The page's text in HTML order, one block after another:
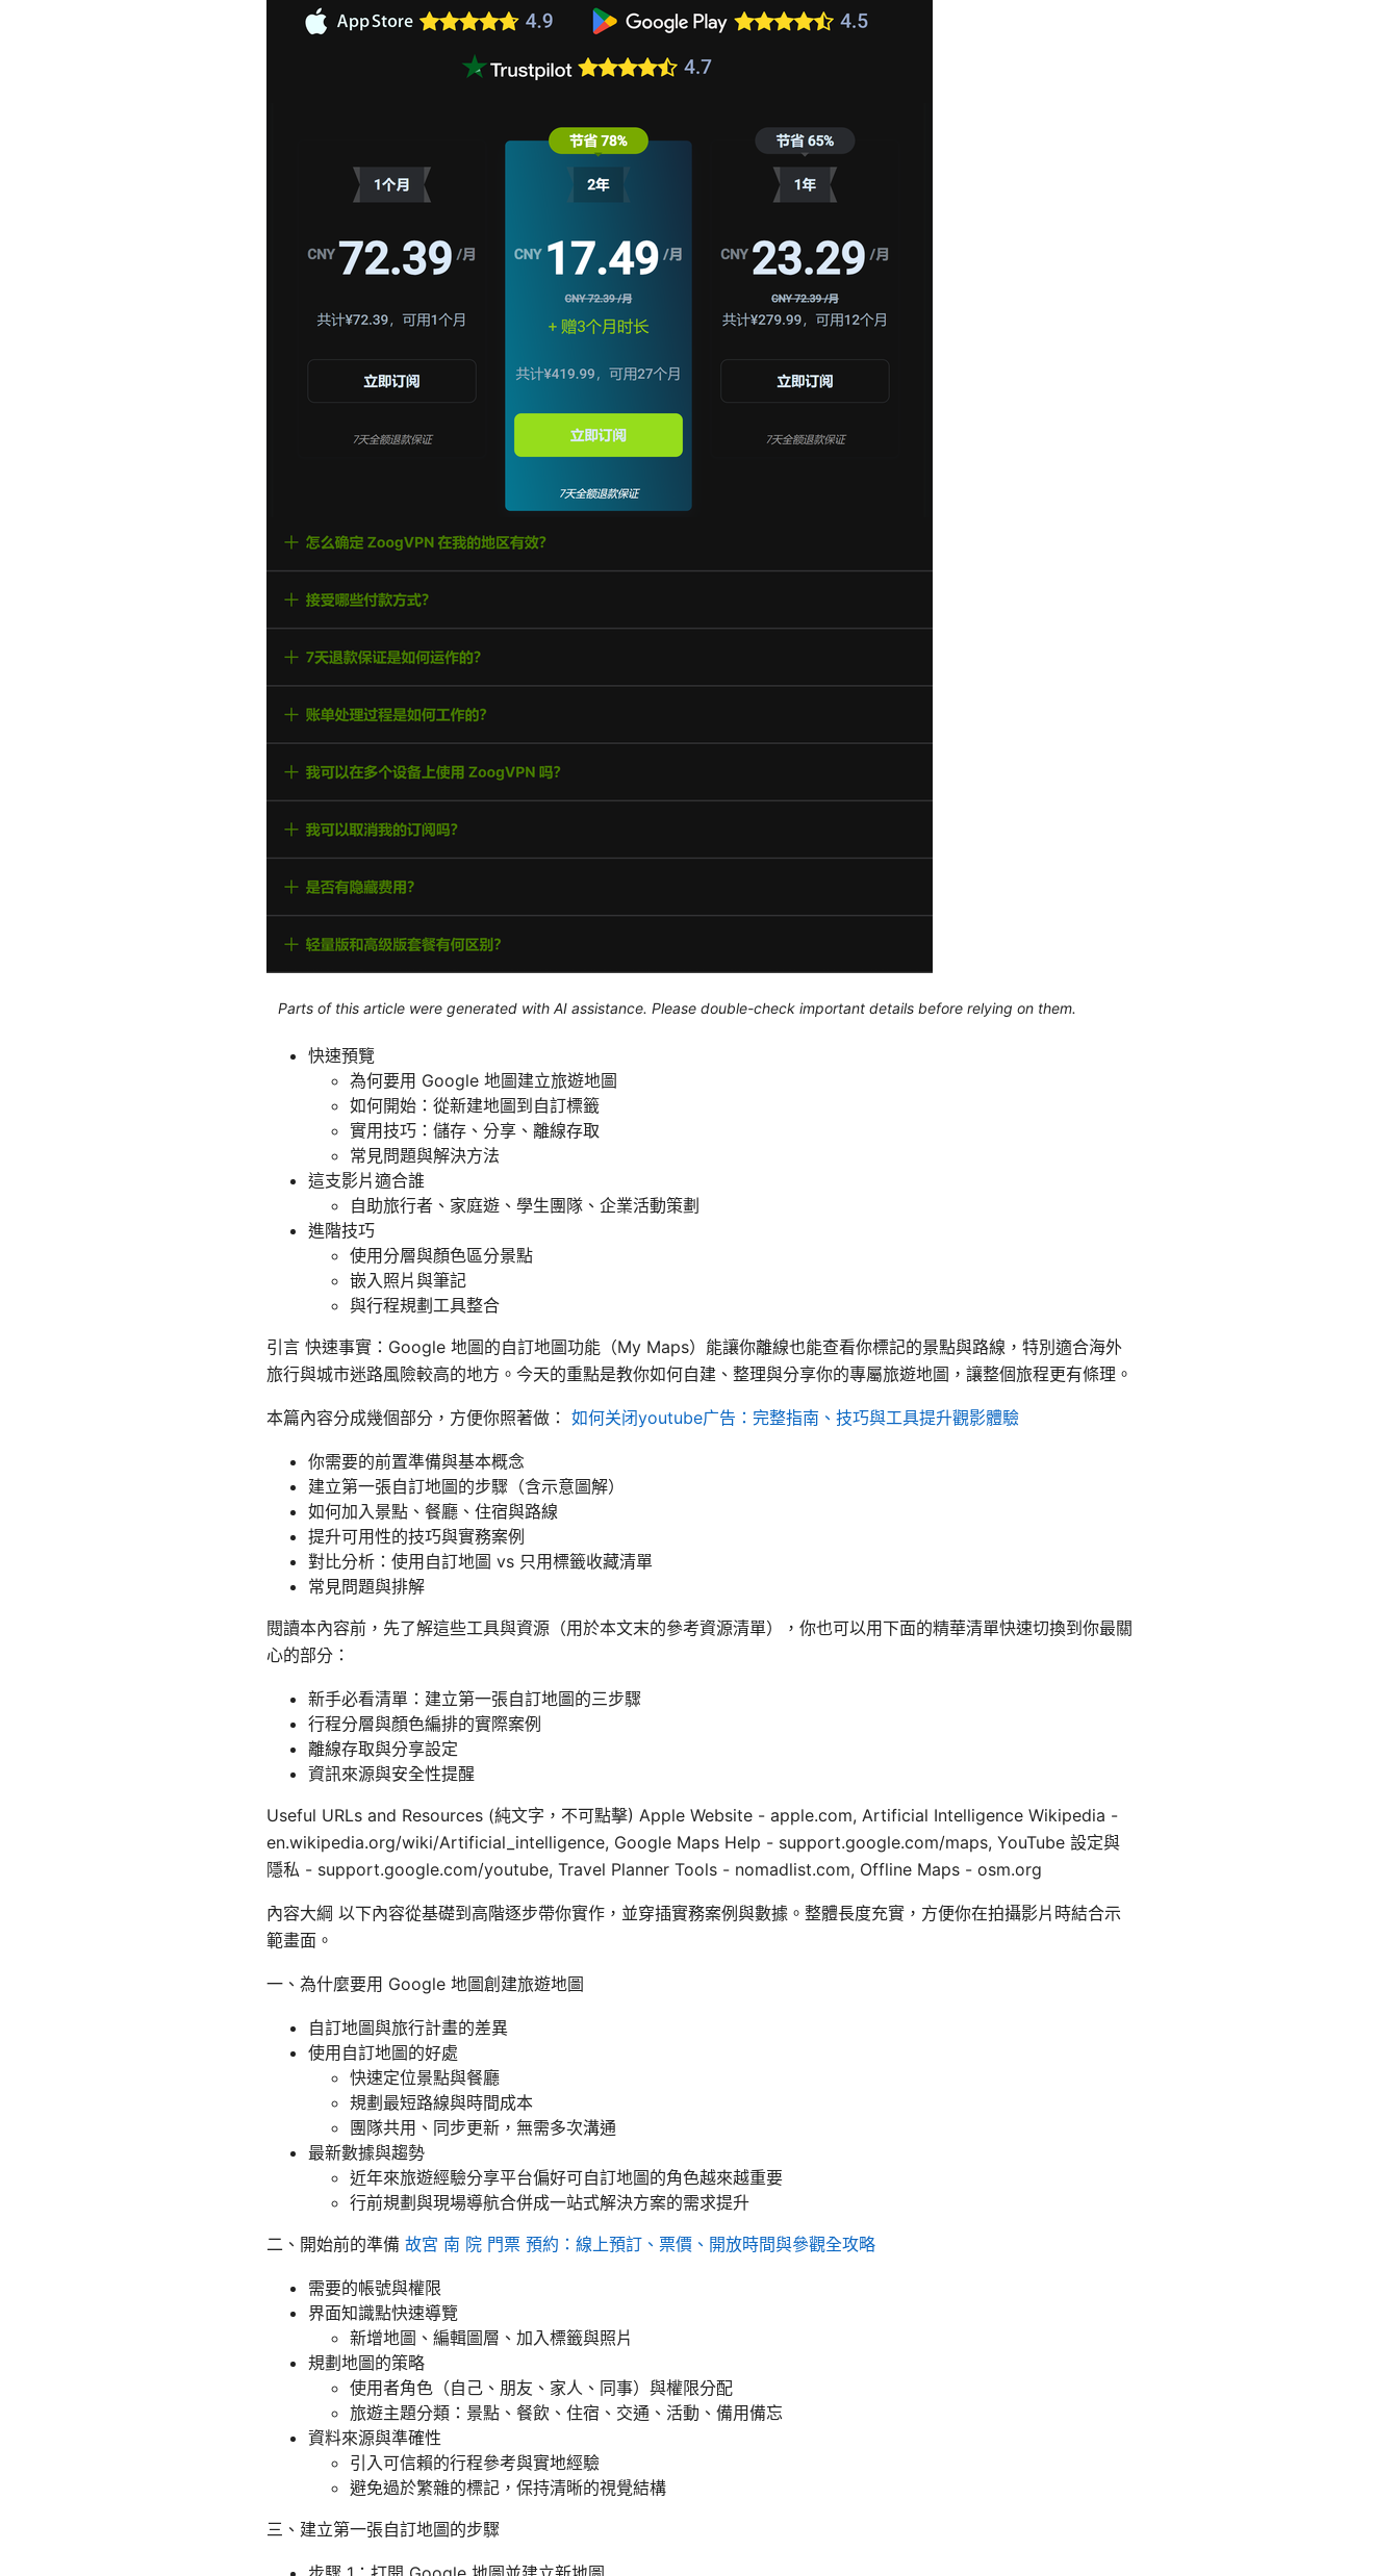
Parts of this article were generated with AI assistance. Please double-check important details before relying on them.
快速預覽
為何要用 Google 地圖建立旅遊地圖
如何開始：從新建地圖到自訂標籤
實用技巧：儲存、分享、離線存取
常見問題與解決方法
這支影片適合誰
自助旅行者、家庭遊、學生團隊、企業活動策劃
進階技巧
使用分層與顏色區分景點
嵌入照片與筆記
與行程規劃工具整合
引言 快速事實：Google 地圖的自訂地圖功能（My Maps）能讓你離線也能查看你標記的景點與路線，特別適合海外
旅行與城市迷路風險較高的地方。今天的重點是教你如何自建、整理與分享你的專屬旅遊地圖，讓整個旅程更有條理。
本篇內容分成幾個部分，方便你照著做： 如何关闭youtube广告：完整指南、技巧與工具提升觀影體驗
你需要的前置準備與基本概念
建立第一張自訂地圖的步驟（含示意圖解）
如何加入景點、餐廳、住宿與路線
提升可用性的技巧與實務案例
對比分析：使用自訂地圖 vs 只用標籤收藏清單
常見問題與排解
閱讀本內容前，先了解這些工具與資源（用於本文末的參考資源清單），你也可以用下面的精華清單快速切換到你最關
心的部分：
新手必看清單：建立第一張自訂地圖的三步驟
行程分層與顏色編排的實際案例
離線存取與分享設定
資訊來源與安全性提醒
Useful URLs and Resources (純文字，不可點擊) Apple Website - apple.com, Artificial Intelligence Wikipedia -
en.wikipedia.org/wiki/Artificial_intelligence, Google Maps Help - support.google.com/maps, YouTube 設定與
隱私 - support.google.com/youtube, Travel Planner Tools - nomadlist.com, Offline Maps - osm.org
內容大綱 以下內容從基礎到高階逐步帶你實作，並穿插實務案例與數據。整體長度充實，方便你在拍攝影片時結合示
範畫面。
一、為什麼要用 Google 地圖創建旅遊地圖
自訂地圖與旅行計畫的差異
使用自訂地圖的好處
快速定位景點與餐廳
規劃最短路線與時間成本
團隊共用、同步更新，無需多次溝通
最新數據與趨勢
近年來旅遊經驗分享平台偏好可自訂地圖的角色越來越重要
行前規劃與現場導航合併成一站式解決方案的需求提升
二、開始前的準備 故宮 南 院 門票 預約：線上預訂、票價、開放時間與參觀全攻略
需要的帳號與權限
界面知識點快速導覽
新增地圖、編輯圖層、加入標籤與照片
規劃地圖的策略
使用者角色（自己、朋友、家人、同事）與權限分配
旅遊主題分類：景點、餐飲、住宿、交通、活動、備用備忘
資料來源與準確性
引入可信賴的行程參考與實地經驗
避免過於繁雜的標記，保持清晰的視覺結構
三、建立第一張自訂地圖的步驟